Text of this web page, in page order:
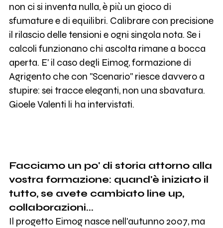
non ci si inventa nulla, è più un gioco di
sfumature e di equilibri. Calibrare con precisione
il rilascio delle tensioni e ogni singola nota. Se i
calcoli funzionano chi ascolta rimane a bocca
aperta. E' il caso degli Eimog, formazione di
Agrigento che con "Scenario" riesce davvero a
stupire: sei tracce eleganti, non una sbavatura.
Gioele Valenti li ha intervistati.
Facciamo un po' di storia attorno alla
vostra formazione: quand'è iniziato il
tutto, se avete cambiato line up,
collaborazioni...
Il progetto Eimog nasce nell'autunno 2007, ma